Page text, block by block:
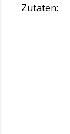
Zutaten: